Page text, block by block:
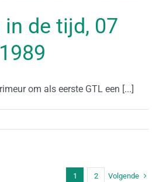
in de tijd, 07
om als eerste GTL een [...]
1 2 Volgende